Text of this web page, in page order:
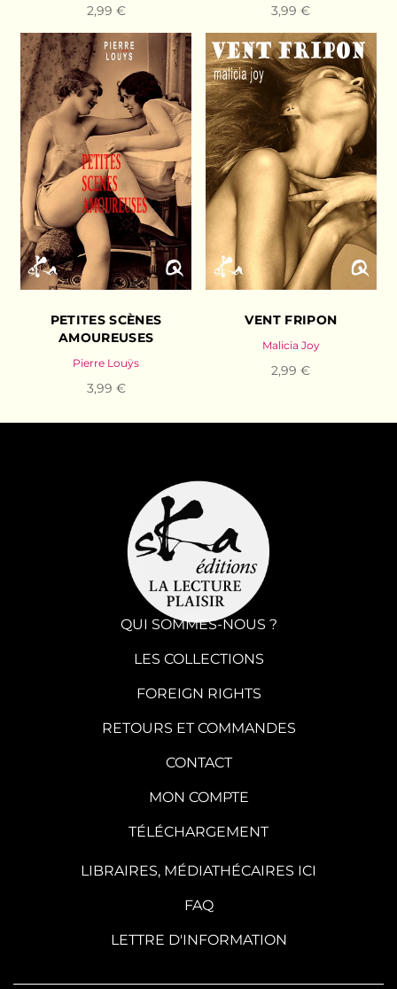
2,99 € 3,99 €
PETITES SCÈNES
AMOUREUSES
Pierre Louÿs
3,99 €
VENT FRIPON
Malicia Joy
2,99 €
QUI SOMMES-NOUS ?
LES COLLECTIONS
FOREIGN RIGHTS
RETOURS ET COMMANDES
CONTACT
MON COMPTE
TÉLÉCHARGEMENT
LIBRAIRES, MÉDIATHÉCAIRES ICI
FAQ
LETTRE D'INFORMATION